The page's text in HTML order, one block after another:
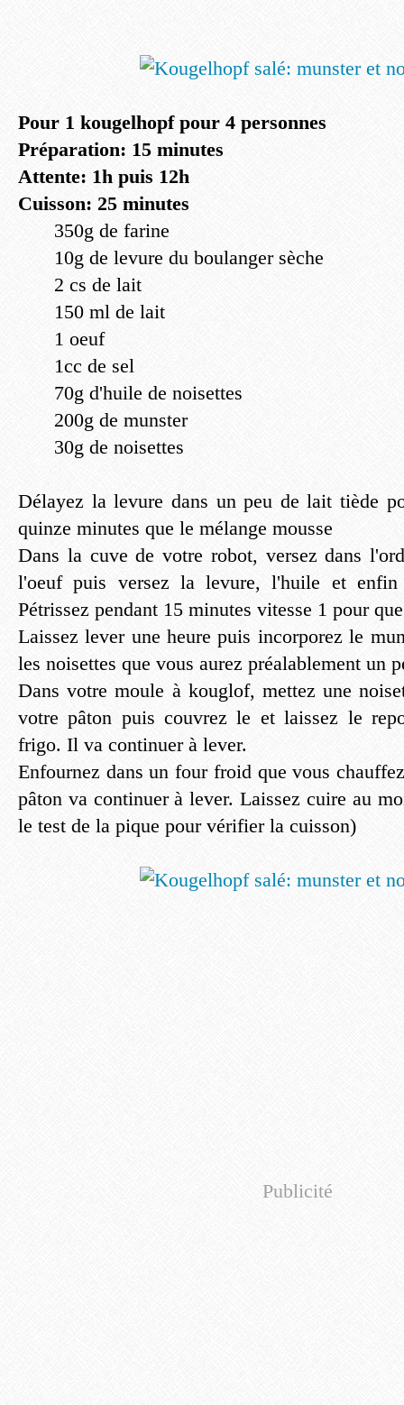
Pour 1 kougelhopf pour 4 personnes
Préparation: 15 minutes
Attente: 1h puis 12h
Cuisson: 25 minutes
350g de farine
10g de levure du boulanger sèche
2 cs de lait
150 ml de lait
1 oeuf
1cc de sel
70g d'huile de noisettes
200g de munster
30g de noisettes
Délayez la levure dans un peu de lait tiède
quinze minutes que le mélange mousse
Dans la cuve de votre robot, versez dans
l'oeuf puis versez la levure, l'huile et
Pétrissez pendant 15 minutes vitesse 1 pour
Laissez lever une heure puis incorporez le
les noisettes que vous aurez préalablement un
Dans votre moule à kouglof, mettez une
votre pâton puis couvrez le et laissez le
frigo. Il va continuer à lever.
Enfournez dans un four froid que vous
pâton va continuer à lever. Laissez cuire au
le test de la pique pour vérifier la cuisson)
Publicité